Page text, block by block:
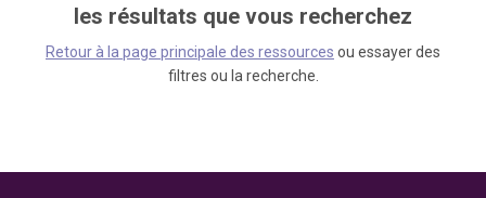
les résultats que vous recherchez
Retour à la page principale des ressources ou essayer des
filtres ou la recherche.